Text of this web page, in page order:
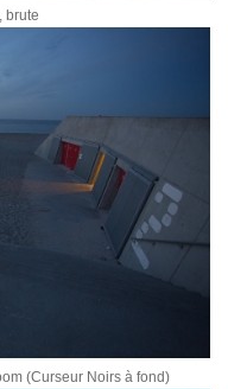
brute
(Curseur Noirs à fond)